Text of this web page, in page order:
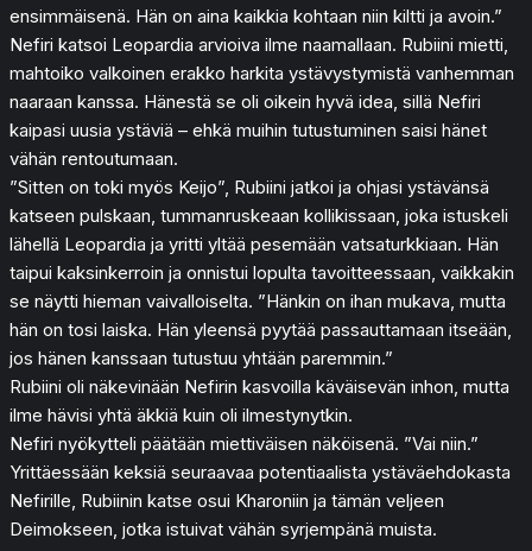
ensimmäisenä. Hän on aina kaikkia kohtaan niin kiltti ja avoin.”
Nefiri katsoi Leopardia arvioiva ilme naamallaan. Rubiini mietti,
mahtoiko valkoinen erakko harkita ystävystymistä vanhemman
naaraan kanssa. Hänestä se oli oikein hyvä idea, sillä Nefiri
kaipasi uusia ystäviä – ehkä muihin tutustuminen saisi hänet
vähän rentoutumaan.
”Sitten on toki myös Keijo”, Rubiini jatkoi ja ohjasi ystävänsä
katseen pulskaan, tummanruskeaan kollikissaan, joka istuskeli
lähellä Leopardia ja yritti yltää pesemään vatsaturkkiaan. Hän
taipui kaksinkerroin ja onnistui lopulta tavoitteessaan, vaikkakin
se näytti hieman vaivalloiselta. ”Hänkin on ihan mukava, mutta
hän on tosi laiska. Hän yleensä pyytää passauttamaan itseään,
jos hänen kanssaan tutustuu yhtään paremmin.”
Rubiini oli näkevinään Nefirin kasvoilla käväisevän inhon, mutta
ilme hävisi yhtä äkkiä kuin oli ilmestynytkin.
Nefiri nyökytteli päätään miettiväisen näköisenä. ”Vai niin.”
Yrittäessään keksiä seuraavaa potentiaalista ystäväehdokasta
Nefirille, Rubiinin katse osui Kharoniin ja tämän veljeen
Deimokseen, jotka istuivat vähän syrjempänä muista.